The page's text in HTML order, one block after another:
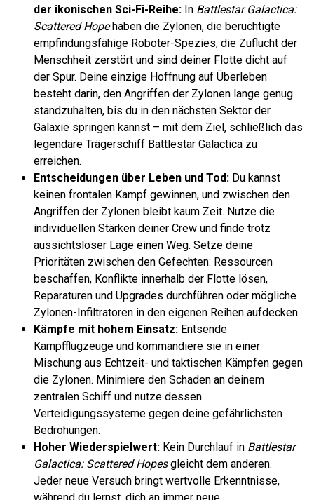
der ikonischen Sci-Fi-Reihe: In Battlestar Galactica:
Scattered Hopehaben die Zylonen, die berüchtigte
empfindungsfähige Roboter-Spezies, die Zuflucht der
Menschheit zerstört und sind deiner Flotte dicht auf
der Spur. Deine einzige Hoffnung auf Überleben
besteht darin, den Angriffen der Zylonen lange genug
standzuhalten, bis du in den nächsten Sektor der
Galaxie springen kannst – mit dem Ziel, schließlich das
legendäre Trägerschiff Battlestar Galactica zu
erreichen.
Entscheidungen über Leben und Tod: Du kannst
keinen frontalen Kampf gewinnen, und zwischen den
Angriffen der Zylonen bleibt kaum Zeit. Nutze die
individuellen Stärken deiner Crew und finde trotz
aussichtsloser Lage einen Weg. Setze deine
Prioritäten zwischen den Gefechten: Ressourcen
beschaffen, Konflikte innerhalb der Flotte lösen,
Reparaturen und Upgrades durchführen oder mögliche
Zylonen-Infiltratoren in den eigenen Reihen aufdecken.
Kämpfe mit hohem Einsatz: Entsende
Kampfflugzeuge und kommandiere sie in einer
Mischung aus Echtzeit- und taktischen Kämpfen gegen
die Zylonen. Minimiere den Schaden an deinem
zentralen Schiff und nutze dessen
Verteidigungssysteme gegen deine gefährlichsten
Bedrohungen.
Hoher Wiederspielwert: Kein Durchlauf in Battlestar
Galactica: Scattered Hopesgleicht dem anderen.
Jeder neue Versuch bringt wertvolle Erkenntnisse,